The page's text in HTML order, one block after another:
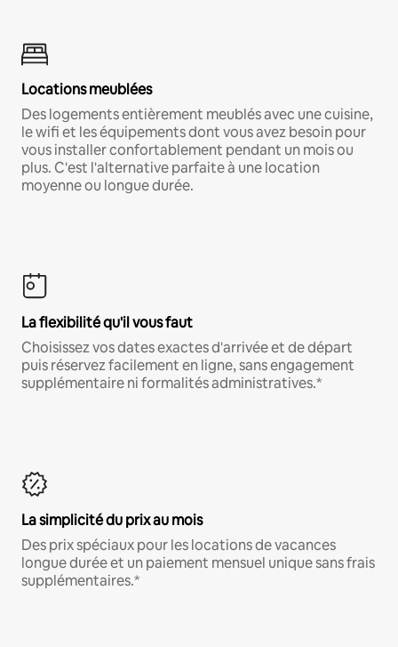
Locations meublées
Des logements entièrement meublés avec une cuisine,
le wifi et les équipements dont vous avez besoin pour
vous installer confortablement pendant un mois ou
plus. C'est l'alternative parfaite à une location
moyenne ou longue durée.
La flexibilité qu'il vous faut
Choisissez vos dates exactes d'arrivée et de départ
puis réservez facilement en ligne, sans engagement
supplémentaire ni formalités administratives.*
La simplicité du prix au mois
Des prix spéciaux pour les locations de vacances
longue durée et un paiement mensuel unique sans frais
supplémentaires.*